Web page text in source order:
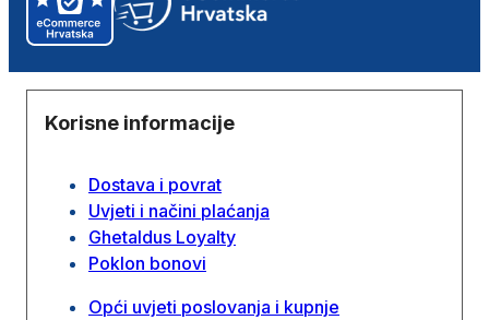
Korisne informacije
Dostava i povrat
Uvjeti i načini plaćanja
Ghetaldus Loyalty
Poklon bonovi
Opći uvjeti poslovanja i kupnje